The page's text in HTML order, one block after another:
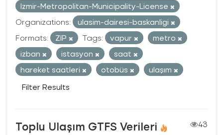
Izmir-Metropolitan-Municipality-License
Organizations:
ulasim-dairesi-baskanligi
Formats:
ZIP Tags: vapur
metro
izban
istasyon
saat
hareket saatleri
otobüs
ulaşım
Filter Results
Toplu Ulaşım GTFS Verileri
43